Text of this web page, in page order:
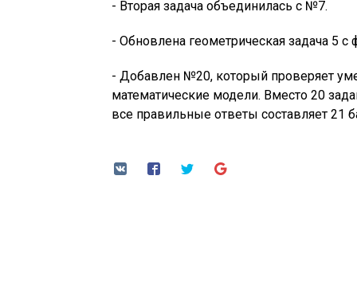
- Вторая задача объединилась с №7.
- Обновлена геометрическая задача 5
- Добавлен №20, который проверяет
математические модели. Вместо 20
все правильные ответы составляет 21